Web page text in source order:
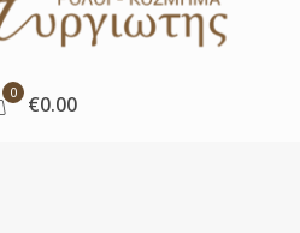
0 €0.00